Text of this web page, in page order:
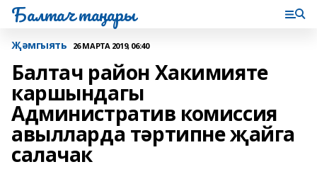
Балтач таңнары
Җәмгыять 26 МАРТА 2019, 06:40
Балтач район Хакимияте
каршындагы
Административ комиссия
авылларда тәртипне җайга
салачак